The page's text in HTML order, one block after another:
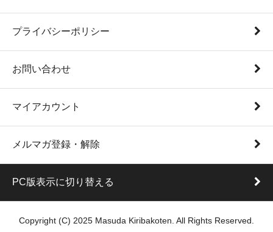
プライバシーポリシー
お問い合わせ
マイアカウント
メルマガ登録・解除
PC版表示に切り替える
Copyright (C) 2025 Masuda Kiribakoten. All Rights Reserved.